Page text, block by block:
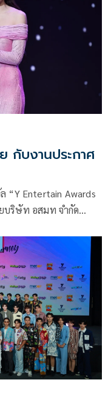
กับงานประกาศ
“Y Entertain Awards
บริษัท อสมท จำกัด